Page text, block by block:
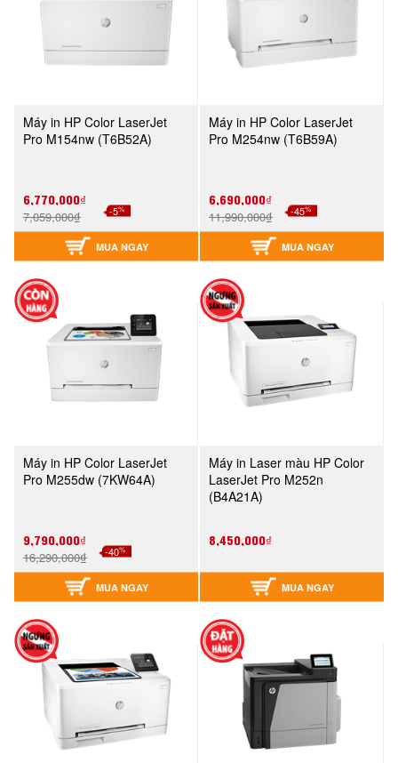
Máy in HP Color LaserJet
Pro M154nw (T6B52A)
6,770,000₫
7,059,000₫ -5%
MUA NGAY
Máy in HP Color LaserJet
Pro M254nw (T6B59A)
6,690,000₫
11,990,000₫ -45%
MUA NGAY
Máy in HP Color LaserJet
Pro M255dw (7KW64A)
9,790,000₫
16,290,000₫ -40%
MUA NGAY
Máy in Laser màu HP Color
LaserJet Pro M252n
(B4A21A)
8,450,000₫
MUA NGAY